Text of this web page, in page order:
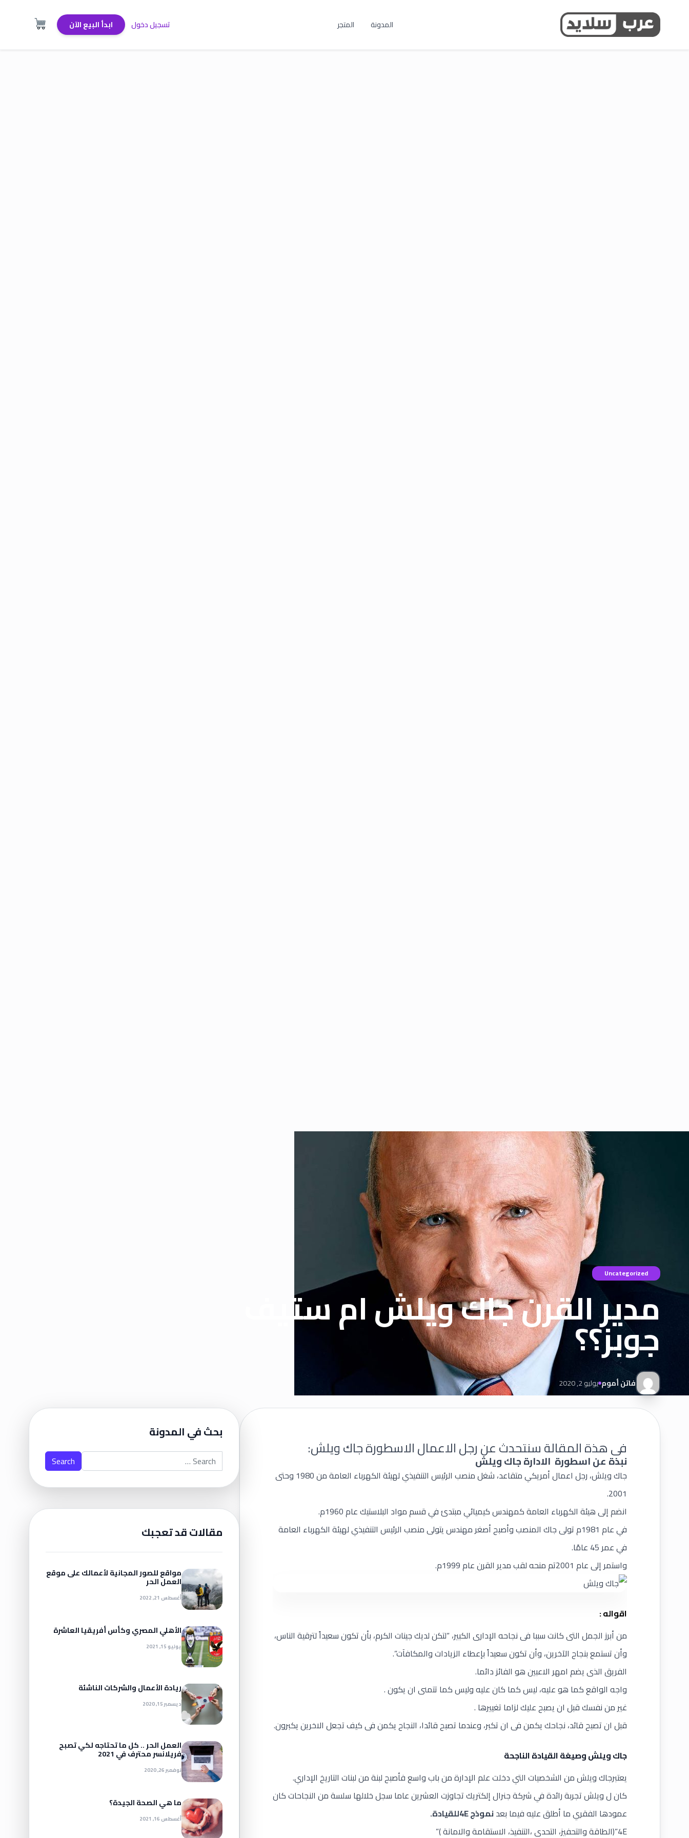
المدونة المتجر تسجيل دخول ابدأ البيع الآن
Uncategorized
مدير القرن جاك ويلش ام ستيف
جوبز؟؟
فاتن أموم يوليو 2, 2020
فى هذة المقالة سنتحدث عن رجل الاعمال الاسطورة جاك ويلش:
نبذة عن اسطورة الادارة جاك ويلش
جاك ويلش، رجل اعمال أمريكي متقاعد، شغل منصب الرئيس التنفيذي لهيئة الكهرباء العامة من 1980 وحتى
2001.
انضم إلى هيئة الكهرباء العامة كمهندس كيميائي مبتدئ في قسم مواد البلاستيك عام 1960م.
في عام 1981م تولى جاك المنصب وأصبح أصغر مهندس يتولى منصب الرئيس التنفيذي لهيئة الكهرباء العامة
في عمر 45 عامًا.
واستمر إلى عام 2001تم منحه لقب مدير القرن عام 1999م.
اقواله:
من أبرز الجمل التى كانت سببا فى نجاحه الإدارى الكبير، “لتكن لديك جينات الكرم، بأن تكون سعيداً لترقية الناس،
وأن تستمع بنجاح الآخرين، وأن تكون سعيداً بإعطاء الزيادات والمكافآت”.
الفريق الذى يضم امهر الاعبين هو الفائز دائما.
واجه الواقع كما هو عليه، ليس كما كان عليه وليس كما تتمنى ان يكون .
غير من نفسك قبل ان يصبح عليك لزاما تغييرها .
قبل ان تصبح قائد، نجاحك يكمن فى ان تكبر، وعندما تصبح قائدا، النجاح يكمن فى كيف تجعل الاخرين يكبرون.
جاك ويلش وصيغة القيادة الناجحة
يعتبرجاك ويلش من الشخصيات التي دخلت علم الإدارة من باب واسع فأصبح لبنة من لبنات التاريخ الإداري.
كان ل ويلش تجربة رائدة في شركة جنرال إلكتريك تجاوزت العشرين عاما سجل خلالها سلسة من النجاحات كان
عمودها الفقري ما أطلق عليه فيما بعدنموذج للقيادة.
4E”(الطاقة والتحفيز، التحدى ،التنفيذ، الاستقامة والامانة )”
بحث في المدونة
Search for:
مقالات قد تعجبك
مواقع للصور المجانية لأعمالك على موقع
العمل الحر
أغسطس 21, 2022
الأهلي المصري وكأس أفريقيا العاشرة
يوليو 15, 2021
ريادة الأعمال والشركات الناشئة
ديسمبر 15, 2020
العمل الحر .. كل ما تحتاجه لكي تصبح
فريلانسر محترف في 2021
نوفمبر 26, 2020
ما هي الصحة الجيدة؟
أغسطس 16, 2021